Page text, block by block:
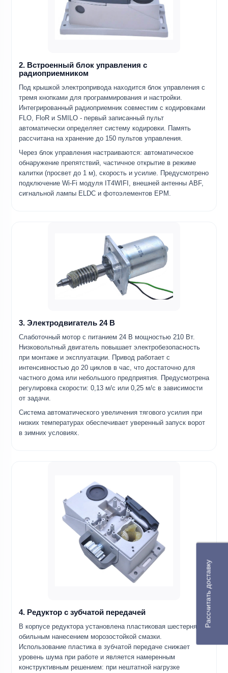
2. Встроенный блок управления с
радиоприемником
Под крышкой электропривода находится блок управления с
тремя кнопками для программирования и настройки.
Интегрированный радиоприемник совместим с кодировками
FLO, FloR и SMILO - первый записанный пульт
автоматически определяет систему кодировки. Память
рассчитана на хранение до 150 пультов управления.
Через блок управления настраиваются: автоматическое
обнаружение препятствий, частичное открытие в режиме
калитки (просвет до 1 м), скорость и усилие. Предусмотрено
подключение Wi-Fi модуля IT4WIFI, внешней антенны ABF,
сигнальной лампы ELDC и фотоэлементов EPM.
3. Электродвигатель 24 В
Слаботочный мотор с питанием 24 В мощностью 210 Вт.
Низковольтный двигатель повышает электробезопасность
при монтаже и эксплуатации. Привод работает с
интенсивностью до 20 циклов в час, что достаточно для
частного дома или небольшого предприятия. Предусмотрена
регулировка скорости: 0,13 м/с или 0,25 м/с в зависимости
от задачи.
Система автоматического увеличения тягового усилия при
низких температурах обеспечивает уверенный запуск ворот
в зимних условиях.
4. Редуктор с зубчатой передачей
В корпусе редуктора установлена пластиковая шестерня с
обильным нанесением морозостойкой смазки.
Использование пластика в зубчатой передаче снижает
уровень шума при работе и является намеренным
конструктивным решением: при нештатной нагрузке
Рассчитать доставку